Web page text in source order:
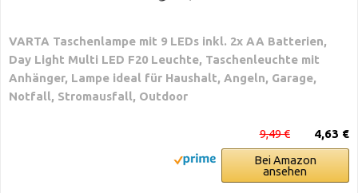
VARTA Taschenlampe mit 9 LEDs inkl. 2x AA Batterien,
Day Light Multi LED F20 Leuchte, Taschenleuchte mit
Anhänger, Lampe ideal für Haushalt, Angeln, Garage,
Notfall, Stromausfall, Outdoor
4,63 €
9,49 €
Bei Amazon
ansehen